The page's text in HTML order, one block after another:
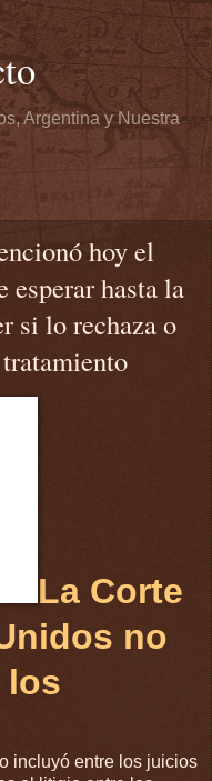
Argentina y Nuestra
hoy el
esperar hasta la
si lo rechaza o
La Corte
no
los
incluyó entre los juicios